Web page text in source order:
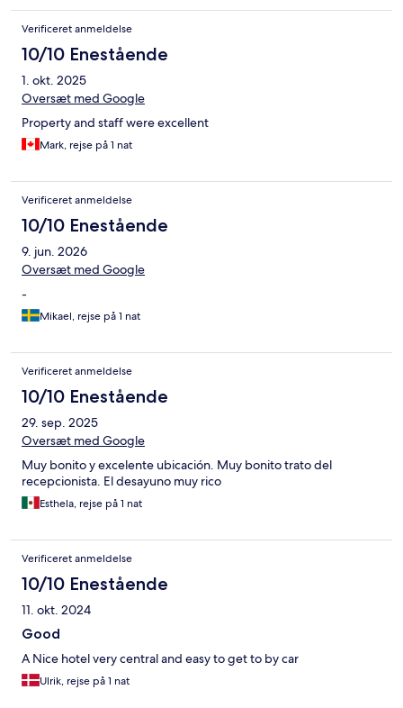
Verificeret anmeldelse
10/10 Enestående
1. okt. 2025
Oversæt med Google
Property and staff were excellent
Mark, rejse på 1 nat
Verificeret anmeldelse
10/10 Enestående
9. jun. 2026
Oversæt med Google
-
Mikael, rejse på 1 nat
Verificeret anmeldelse
10/10 Enestående
29. sep. 2025
Oversæt med Google
Muy bonito y excelente ubicación. Muy bonito trato del
recepcionista. El desayuno muy rico
Esthela, rejse på 1 nat
Verificeret anmeldelse
10/10 Enestående
11. okt. 2024
Good
A Nice hotel very central and easy to get to by car
Ulrik, rejse på 1 nat